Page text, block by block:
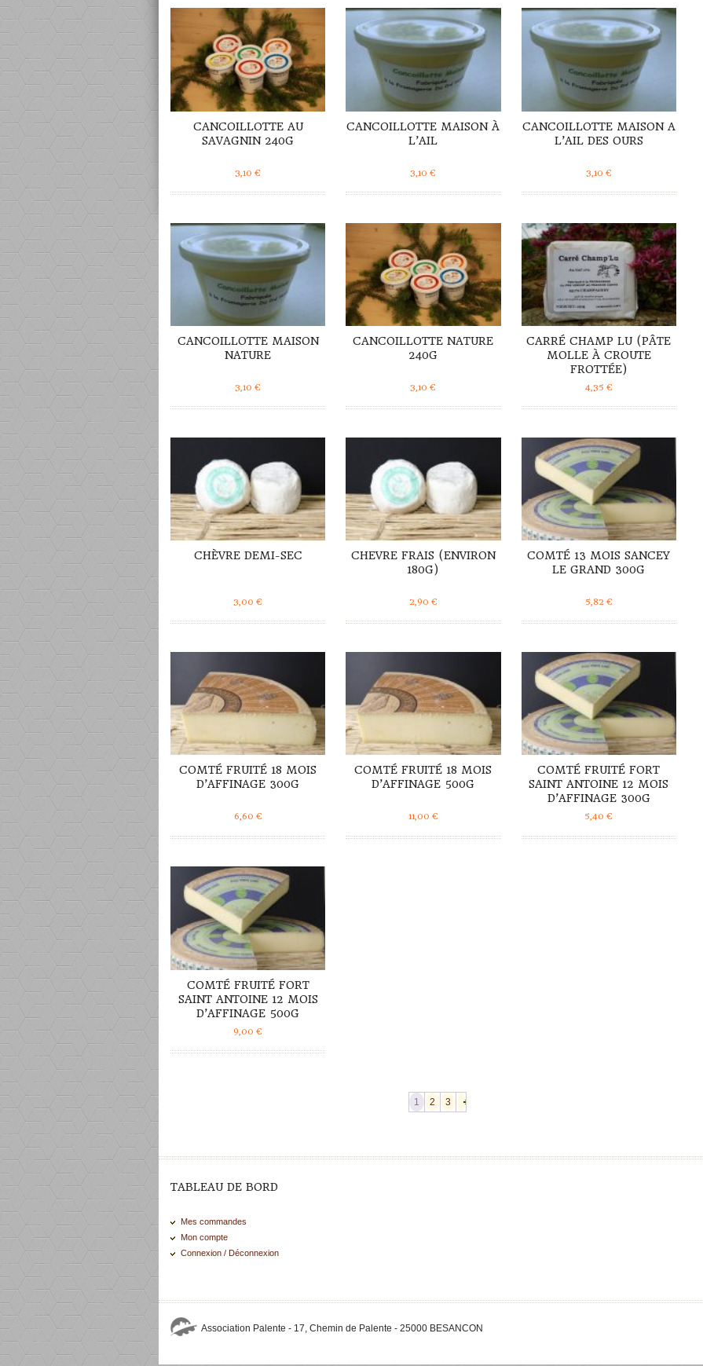
CANCOILLOTTE AU
SAVAGNIN 240G
3,10€
CANCOILLOTTE MAISON À
L’AIL
3,10€
CANCOILLOTTE MAISON A
L’AIL DES OURS
3,10 €
DÉTAILS
CANCOILLOTTE MAISON
NATURE
3,10€
DÉTAILS
CANCOILLOTTE NATURE
240G
3,10€
DÉTAILS
CARRÉ CHAMP LU (PÂTE
MOLLE À CROUTE
FROTTÉE)
4,35 €
DÉTAILS
CHÈVRE DEMI-SEC
3,00€
DÉTAILS
CHEVRE FRAIS (ENVIRON
180G)
2,90 €
DÉTAILS
COMTÉ 13 MOIS SANCEY
LE GRAND 300G
5,82 €
DÉTAILS
COMTÉ FRUITÉ 18 MOIS
D’AFFINAGE 300G
6,60 €
DÉTAILS
COMTÉ FRUITÉ 18 MOIS
D’AFFINAGE 500G
11,00 €
DÉTAILS
COMTÉ FRUITÉ FORT
SAINT ANTOINE 12 MOIS
D’AFFINAGE 300G
5,40€
DÉTAILS
COMTÉ FRUITÉ FORT
SAINT ANTOINE 12 MOIS
D’AFFINAGE 500G
9,00€
1 2 3
TABLEAU DE BORD
Mes commandes
Mon compte
Connexion / Déconnexion
Association Palente - 17, Chemin de Palente - 25000 BESANCON